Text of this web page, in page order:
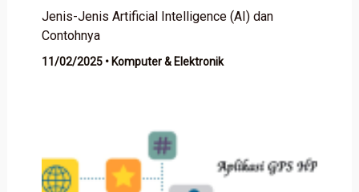
Jenis-Jenis Artificial Intelligence (AI) dan
Contohnya
11/02/2025 • Komputer & Elektronik